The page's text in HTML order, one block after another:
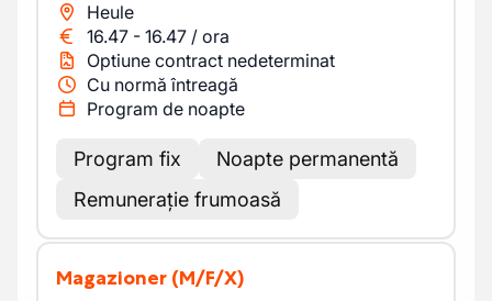
Heule
16.47 - 16.47 / ora
Optiune contract nedeterminat
Cu normă întreagă
Program de noapte
Program fix
Noapte permanentă
Remunerație frumoasă
Magazioner (M/F/X)